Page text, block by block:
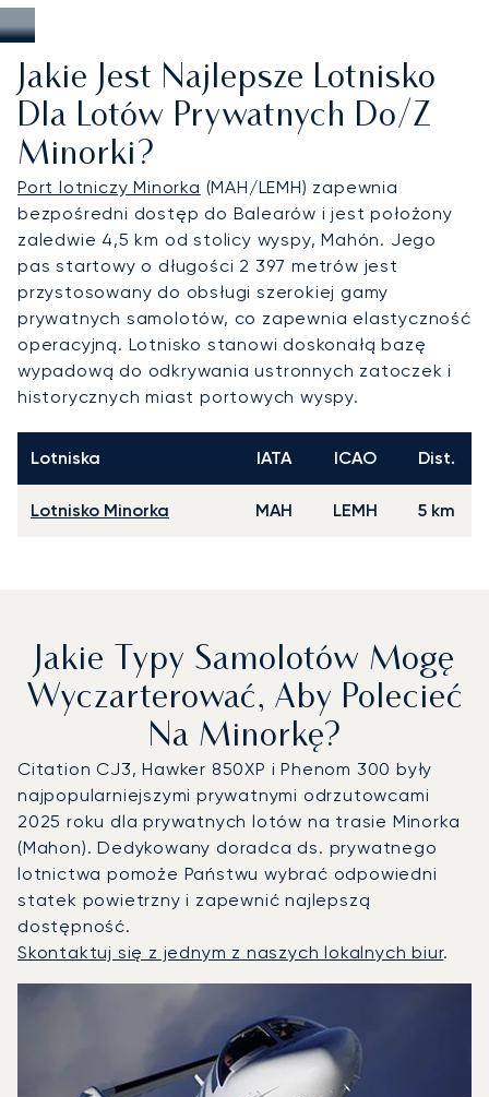
Jakie Jest Najlepsze Lotnisko
Dla Lotów Prywatnych Do/z
Minorki?
Port lotniczy Minorka (MAH/LEMH) zapewnia
bezpośredni dostęp do Balearów i jest położony
zaledwie 4,5 km od stolicy wyspy, Mahón. Jego
pas startowy o długości 2 397 metrów jest
przystosowany do obsługi szerokiej gamy
prywatnych samolotów, co zapewnia elastyczność
operacyjną. Lotnisko stanowi doskonałą bazę
wypadową do odkrywania ustronnych zatoczek i
historycznych miast portowych wyspy.
Lotniska IATA ICAO Dist.
Lotnisko Minorka MAH LEMH 5 km
Jakie Typy Samolotów Mogę
Wyczarterować, Aby Polecieć
Na Minorkę?
Citation CJ3, Hawker 850XP i Phenom 300 były
najpopularniejszymi prywatnymi odrzutowcami
2025 roku dla prywatnych lotów na trasie Minorka
(Mahon). Dedykowany doradca ds. prywatnego
lotnictwa pomoże Państwu wybrać odpowiedni
statek powietrzny i zapewnić najlepszą
dostępność.
Skontaktuj się z jednym z naszych lokalnych biur.
Model samolotu
Prędkość (węzły)Zasięg (km)